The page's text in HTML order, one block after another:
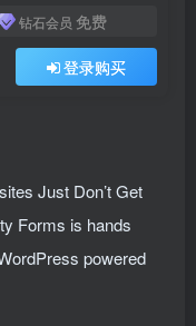
钻石会员 免费
登录购买
Just Don’t Get
Forms is hands
powered